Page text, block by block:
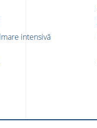
intensivă